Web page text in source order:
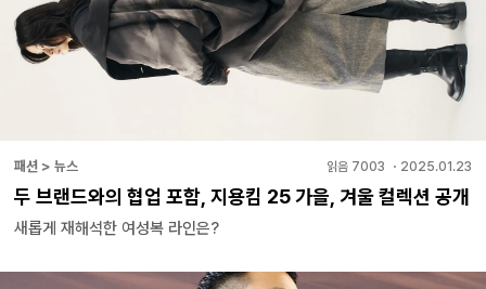
패션 > 뉴스 읽음 7003 ・ 2025.01.23
두 브랜드와의 협업 포함, 지용킴 25 가을, 겨울 컬렉션 공개
새롭게 재해석한 여성복 라인은?